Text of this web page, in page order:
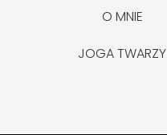
O MNIE
JOGA TWARZY